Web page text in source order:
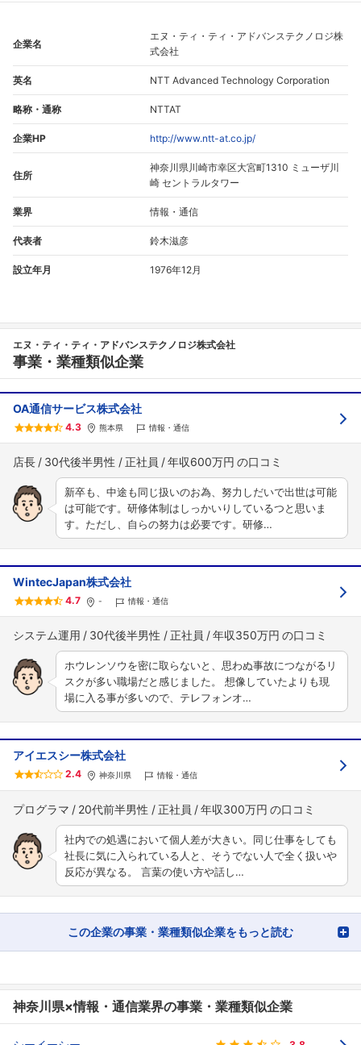
企業名
エヌ・ティ・ティ・アドバンステクノロジ株
式会社
英名 NTT Advanced Technology Corporation
略称・通称 NTTAT
企業HP http://www.ntt-at.co.jp/
住所
神奈川県川崎市幸区大宮町1310 ミューザ川
崎 セントラルタワー
業界 情報・通信
代表者 鈴木滋彦
設立年月 1976年12月
エヌ・ティ・ティ・アドバンステクノロジ株式会社
事業・業種類似企業
OA通信サービス株式会社
4.3 熊本県 情報・通信
店長 30代後半男性 正社員 年収600万円
新卒も、中途も同じ扱いのお為、努力しだいで出世は可能
は可能です。研修体制はしっかいりしているつと思いま
す。ただし、自らの努力は必要です。研修…
WintecJapan株式会社
4.7 - 情報・通信
システム運用 30代後半男性 正社員 年収350万円
ホウレンソウを密に取らないと、思わぬ事故につながるリ
スクが多い職場だと感じました。 想像していたよりも現
場に入る事が多いので、テレフォンオ…
アイエスシー株式会社
2.4 神奈川県 情報・通信
プログラマ 20代前半男性 正社員 年収300万円
社内での処遇において個人差が大きい。同じ仕事をしても
社長に気に入られている人と、そうでない人で全く扱いや
反応が異なる。 言葉の使い方や話し…
この企業の事業・業種類似企業をもっと読む
神奈川県×情報・通信業界の事業・業種類似企業